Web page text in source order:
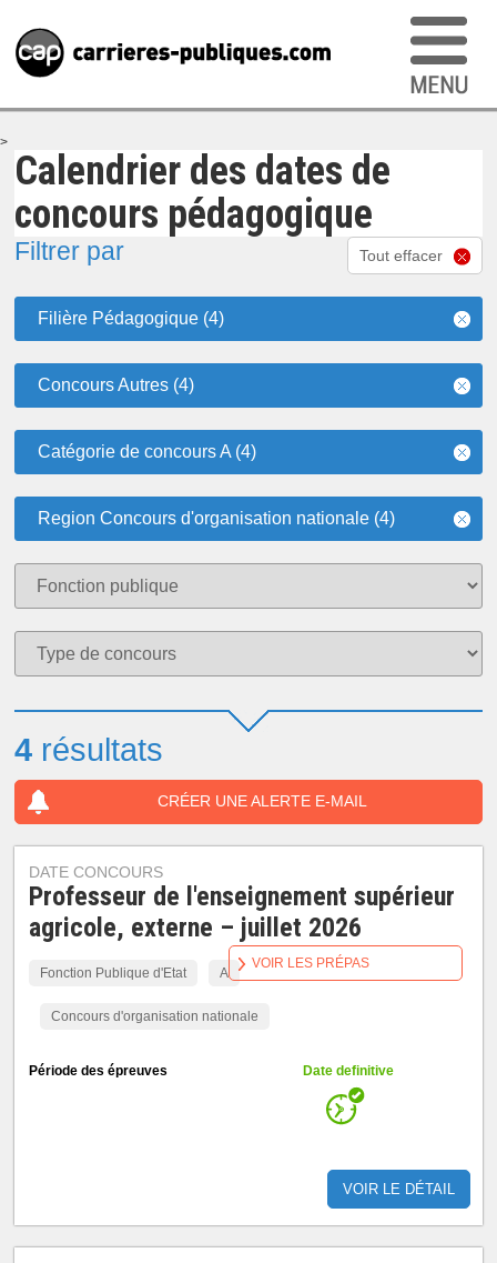
>
Calendrier des dates de
concours pédagogique
Filtrer par Tout effacer
Filière Pédagogique (4)
Concours Autres (4)
Catégorie de concours A (4)
Region Concours d'organisation nationale (4)
4 résultats
CRÉER UNE ALERTE E-MAIL
DATE CONCOURS
Professeur de l'enseignement supérieur
agricole, externe – juillet 2026
Fonction Publique d'Etat A
Concours d'organisation nationale
Période des épreuves Date definitive
VOIR LE DÉTAIL
VOIR LES PRÉPAS